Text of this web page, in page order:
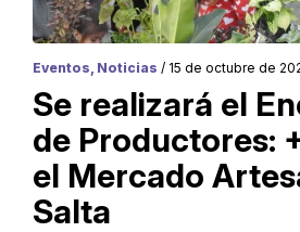
Eventos, Noticias / 15 de octubre de
Se realizará el
de Productores:
el Mercado
Salta